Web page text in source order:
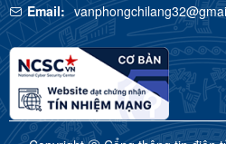
Email: